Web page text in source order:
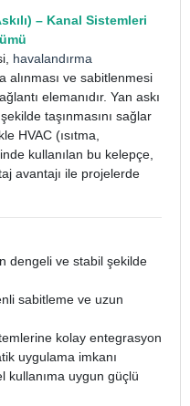
– Kanal Sistemleri
havalandırma
alınması ve sabitlenmesi
elemanıdır. Yan askı
taşınmasını sağlar
HVAC (ısıtma,
kullanılan bu kelepçe,
avantajı ile projelerde
dengeli ve stabil şekilde
sabitleme ve uzun
kolay entegrasyon
uygulama imkanı
kullanıma uygun güçlü